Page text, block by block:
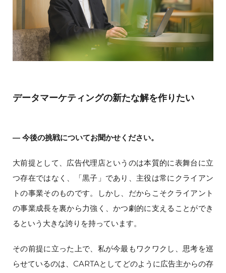
データマーケティングの新たな解を作りたい
― 今後の挑戦についてお聞かせください。
大前提として、広告代理店というのは本質的に表舞台に立
つ存在ではなく、「黒子」であり、主役は常にクライアン
トの事業そのものです。しかし、だからこそクライアント
の事業成長を裏から力強く、かつ劇的に支えることができ
るという大きな誇りを持っています。
その前提に立った上で、私が今最もワクワクし、思考を巡
らせているのは、CARTAとしてどのように広告主からの存